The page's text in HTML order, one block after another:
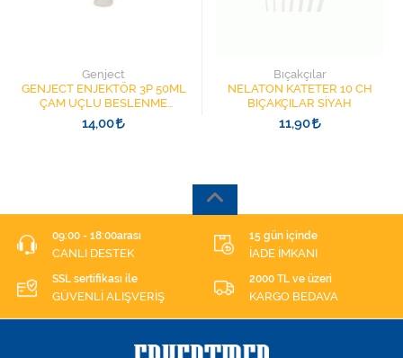
Genject
GENJECT ENJEKTÖR 3P 50ML
ÇAM UÇLU BESLENME
ŞIRINGASI 1852412 KATATER
UÇLU
14,00
Bıçakçılar
NELATON KATETER 10 CH
BIÇAKÇILAR SİYAH
11,90
09:00 - 18:00arası
CANLI DESTEK
15 gün içinde
İADE İMKANI
SSL sertifikası ile
GÜVENLİ ALIŞVERİŞ
2000 TL ve üzeri
KARGO BEDAVA